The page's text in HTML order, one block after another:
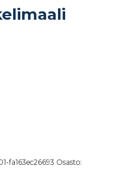
fa163ec26693 Osasto: